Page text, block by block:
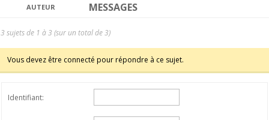
AUTEUR MESSAGES
3 sujets de 1 à 3 (sur un total de 3)
Vous devez être connecté pour répondre à ce sujet.
Identifiant: